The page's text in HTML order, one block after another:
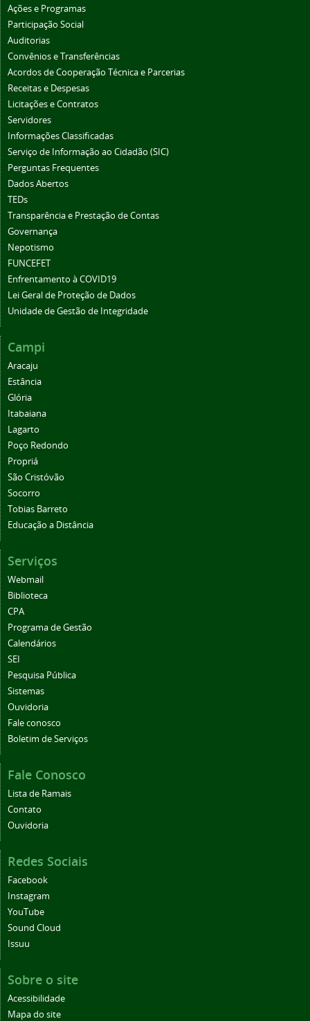
Ações e Programas
Participação Social
Auditorias
Convênios e Transferências
Acordos de Cooperação Técnica e Parcerias
Receitas e Despesas
Licitações e Contratos
Servidores
Informações Classificadas
Serviço de Informação ao Cidadão (SIC)
Perguntas Frequentes
Dados Abertos
TEDs
Transparência e Prestação de Contas
Governança
Nepotismo
FUNCEFET
Enfrentamento à COVID19
Lei Geral de Proteção de Dados
Unidade de Gestão de Integridade
Campi
Aracaju
Estância
Glória
Itabaiana
Lagarto
Poço Redondo
Propriá
São Cristóvão
Socorro
Tobias Barreto
Educação a Distância
Serviços
Webmail
Biblioteca
CPA
Programa de Gestão
Calendários
SEI
Pesquisa Pública
Sistemas
Ouvidoria
Fale conosco
Boletim de Serviços
Fale Conosco
Lista de Ramais
Contato
Ouvidoria
Redes Sociais
Facebook
Instagram
YouTube
Sound Cloud
Issuu
Sobre o site
Acessibilidade
Mapa do site